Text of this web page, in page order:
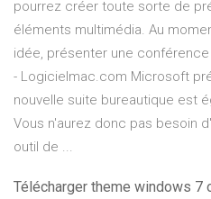
pourrez créer toute sorte de
éléments multimédia. Au
idée, présenter une
- Logicielmac.com Microsoft
nouvelle suite bureautique est
Vous n'aurez donc pas besoin
outil de ...
Télécharger theme windows 7